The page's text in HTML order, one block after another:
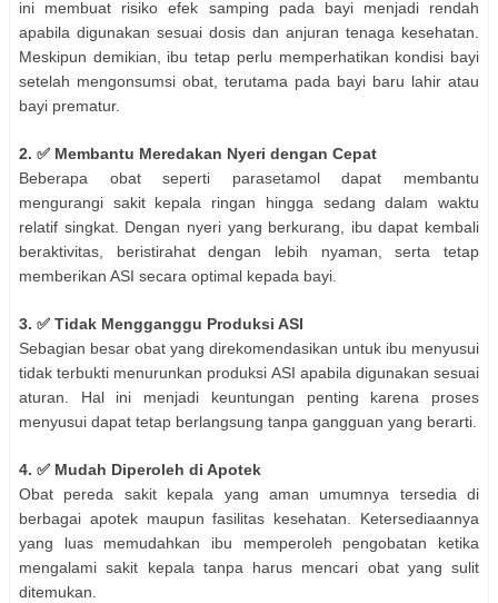
ini membuat risiko efek samping pada bayi menjadi rendah
apabila digunakan sesuai dosis dan anjuran tenaga kesehatan.
Meskipun demikian, ibu tetap perlu memperhatikan kondisi bayi
setelah mengonsumsi obat, terutama pada bayi baru lahir atau
bayi prematur.
2. ✅ Membantu Meredakan Nyeri dengan Cepat
Beberapa obat seperti parasetamol dapat membantu
mengurangi sakit kepala ringan hingga sedang dalam waktu
relatif singkat. Dengan nyeri yang berkurang, ibu dapat kembali
beraktivitas, beristirahat dengan lebih nyaman, serta tetap
memberikan ASI secara optimal kepada bayi.
3. ✅ Tidak Mengganggu Produksi ASI
Sebagian besar obat yang direkomendasikan untuk ibu menyusui
tidak terbukti menurunkan produksi ASI apabila digunakan sesuai
aturan. Hal ini menjadi keuntungan penting karena proses
menyusui dapat tetap berlangsung tanpa gangguan yang berarti.
4. ✅ Mudah Diperoleh di Apotek
Obat pereda sakit kepala yang aman umumnya tersedia di
berbagai apotek maupun fasilitas kesehatan. Ketersediaannya
yang luas memudahkan ibu memperoleh pengobatan ketika
mengalami sakit kepala tanpa harus mencari obat yang sulit
ditemukan.